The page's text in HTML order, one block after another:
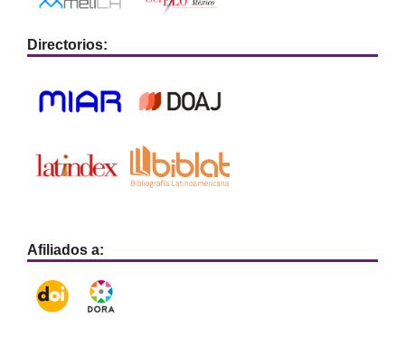
Directorios:
Afiliados a: